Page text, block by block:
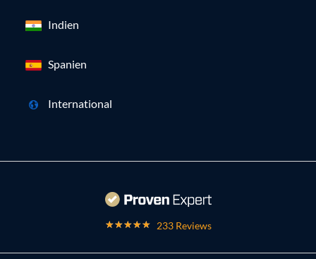
Indien
Spanien
International
233 Reviews